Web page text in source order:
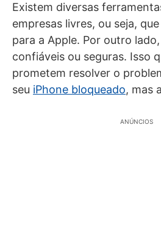
Existem diversas
empresas livres, ou seja,
para a Apple. Por outro
confiáveis ou seguras. Isso
prometem resolver o
seu iPhone bloqueado, mas
ANÚNCIOS